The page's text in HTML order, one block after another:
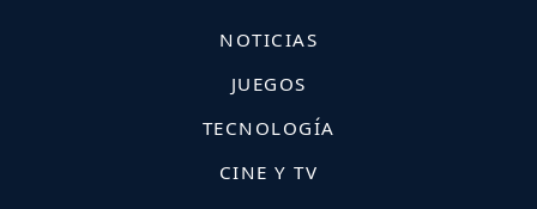
NOTICIAS
JUEGOS
TECNOLOGÍA
CINE Y TV